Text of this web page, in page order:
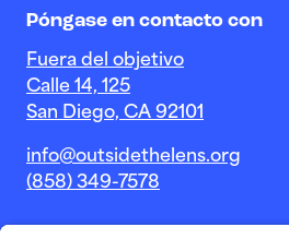
Póngase en contacto con
Fuera del objetivo
Calle 14, 125
San Diego, CA 92101
info@outsidethelens.org
(858) 349-7578